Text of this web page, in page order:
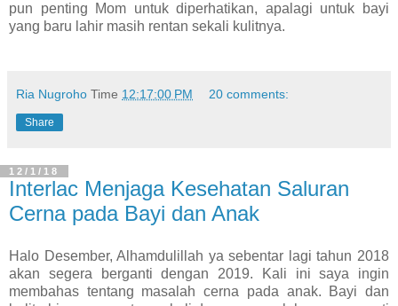
pun penting Mom untuk diperhatikan, apalagi untuk bayi
yang baru lahir masih rentan sekali kulitnya.
Ria Nugroho Time 12:17:00 PM 20 comments:
Share
12/1/18
Interlac Menjaga Kesehatan Saluran
Cerna pada Bayi dan Anak
Halo Desember, Alhamdulillah ya sebentar lagi tahun 2018
akan segera berganti dengan 2019. Kali ini saya ingin
membahas tentang masalah cerna pada anak. Bayi dan